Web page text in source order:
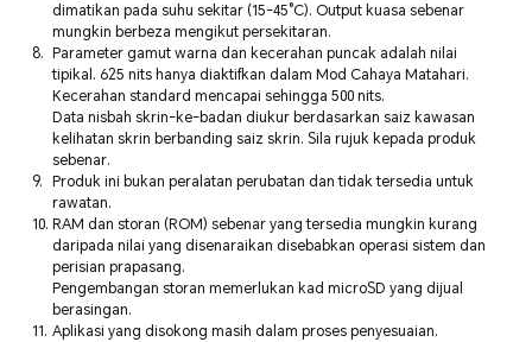
dimatikan pada suhu sekitar (15-45°C). Output kuasa sebenar
mungkin berbeza mengikut persekitaran.
Parameter gamut warna dan kecerahan puncak adalah nilai
tipikal. 625 nits hanya diaktifkan dalam Mod Cahaya Matahari.
Kecerahan standard mencapai sehingga 500 nits.
Data nisbah skrin-ke-badan diukur berdasarkan saiz kawasan
kelihatan skrin berbanding saiz skrin. Sila rujuk kepada produk
sebenar.
Produk ini bukan peralatan perubatan dan tidak tersedia untuk
rawatan.
RAM dan storan (ROM) sebenar yang tersedia mungkin kurang
daripada nilai yang disenaraikan disebabkan operasi sistem dan
perisian prapasang.
Pengembangan storan memerlukan kad microSD yang dijual
berasingan.
Aplikasi yang disokong masih dalam proses penyesuaian.